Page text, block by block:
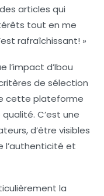
articles qui
tout en me
rafraîchissant! »
l’impact d’Ibou
de sélection
cette plateforme
C’est une
d’être visibles
l’authenticité et
la